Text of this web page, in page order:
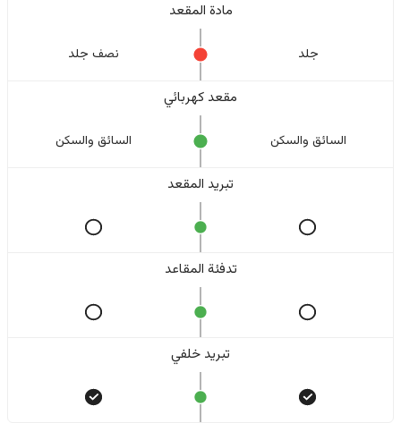
مادة المقعد
جلد نصف جلد
مقعد كهربائي
السائق والسکن السائق والسکن
تبريد المقعد
تدفئة المقاعد
تبريد خلفي